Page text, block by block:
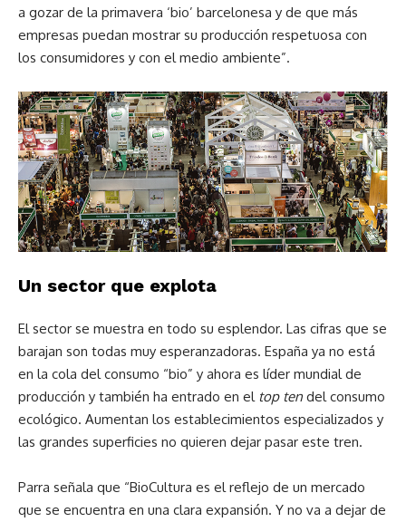
a gozar de la primavera ‘bio’ barcelonesa y de que más
empresas puedan mostrar su producción respetuosa con
los consumidores y con el medio ambiente”.
Un sector que explota
El sector se muestra en todo su esplendor. Las cifras que se
barajan son todas muy esperanzadoras. España ya no está
en la cola del consumo “bio” y ahora es líder mundial de
producción y también ha entrado en el top ten del consumo
ecológico. Aumentan los establecimientos especializados y
las grandes superficies no quieren dejar pasar este tren.
Parra señala que “BioCultura es el reflejo de un mercado
que se encuentra en una clara expansión. Y no va a dejar de